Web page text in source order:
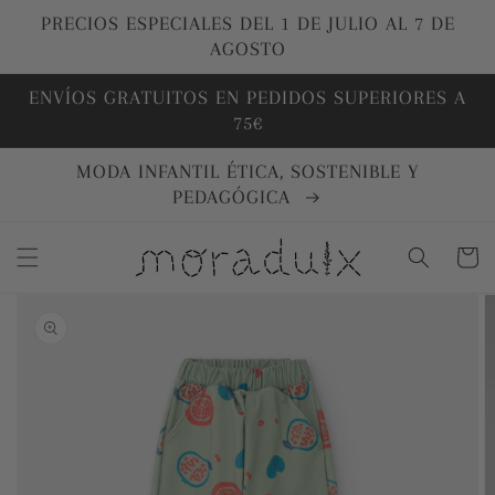
directamente
PRECIOS ESPECIALES DEL 1 DE JULIO AL 7 DE
AGOSTO
ENVÍOS GRATUITOS EN PEDIDOS SUPERIORES A
75€
MODA INFANTIL ÉTICA, SOSTENIBLE Y
PEDAGÓGICA
Carrito
información